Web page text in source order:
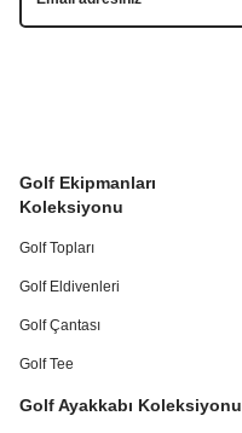
Golf Ekipmanları
Koleksiyonu
Golf Topları
Golf Eldivenleri
Golf Çantası
Golf Tee
Golf Ayakkabı Koleksiyonu